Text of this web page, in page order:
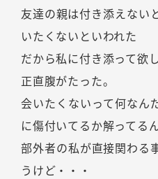
友達の親は付き添えない
いたくないといわれた
だから私に付き添って欲
正直腹がたった。
会いたくないって何なん
に傷付いてるか解ってる
部外者の私が直接関わる
うけど・・・